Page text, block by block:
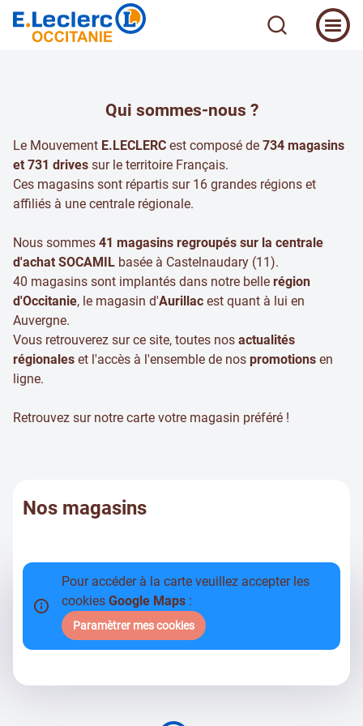
Qui sommes-nous ?
Le Mouvement E.LECLERC est composé de 734 magasins
et 731 drives sur le territoire Français.
Ces magasins sont répartis sur 16 grandes régions et
affiliés à une centrale régionale.
Nous sommes 41 magasins regroupés sur la centrale
d'achat SOCAMIL basée à Castelnaudary (11).
40 magasins sont implantés dans notre belle région
d'Occitanie, le magasin d'Aurillac est quant à lui en
Auvergne.
Vous retrouverez sur ce site, toutes nos actualités
régionales et l'accès à l'ensemble de nos promotions en
ligne.
Retrouvez sur notre carte votre magasin préféré !
Nos magasins
Pour accéder à la carte veuillez accepter les
cookies Google Maps :
Paramètrer mes cookies